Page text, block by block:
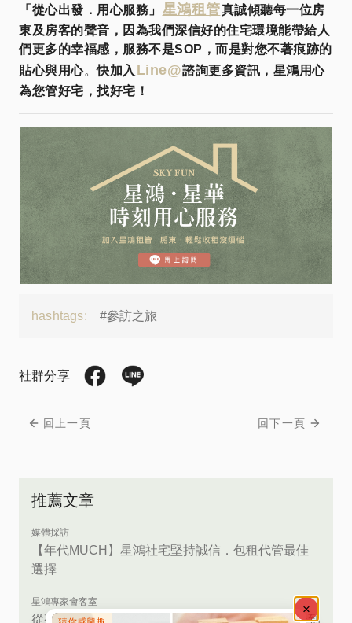
「從心出發．用心服務」 星鴻租管真誠傾聽每一位房
東及房客的聲音，因為我們深信好的住宅環境能帶給人
們更多的幸福感，服務不是SOP，而是對您不著痕跡的
貼心與用心。快加入 Line@諮詢更多資訊，星鴻用心
為您管好宅，找好宅！
hashtags: #參訪之旅
社群分享
回上一頁 回下一頁
推薦文章
媒體採訪
【年代MUCH】星鴻社宅堅持誠信．包租代管最佳
選擇
星鴻專家會客室
從夜市擺攤到高雄人氣房仲KOL！獨家專訪家虹走到